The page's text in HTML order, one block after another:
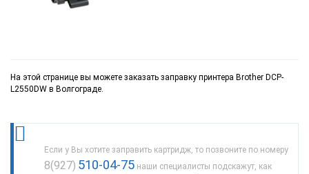
На этой странице вы можете заказать заправку принтера Brother DCP-
L2550DW в Волгограде.
Если у Вы хотите заправить картридж, то позвоните по номеру
8(927) 510-04-75 наши специалисты подскажут, как